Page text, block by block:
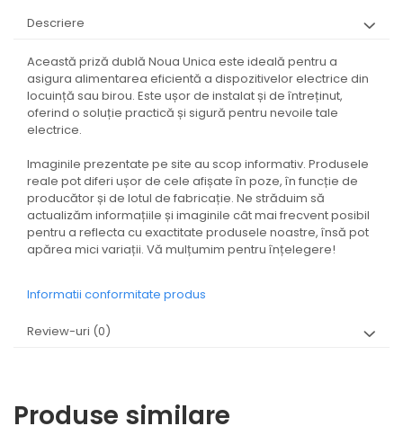
Descriere
Această priză dublă Noua Unica este ideală pentru a
asigura alimentarea eficientă a dispozitivelor electrice din
locuință sau birou. Este ușor de instalat și de întreținut,
oferind o soluție practică și sigură pentru nevoile tale
electrice.
Imaginile prezentate pe site au scop informativ. Produsele
reale pot diferi ușor de cele afișate în poze, în funcție de
producător și de lotul de fabricație. Ne străduim să
actualizăm informațiile și imaginile cât mai frecvent posibil
pentru a reflecta cu exactitate produsele noastre, însă pot
apărea mici variații. Vă mulțumim pentru înțelegere!
Informatii conformitate produs
Review-uri (0)
Produse similare